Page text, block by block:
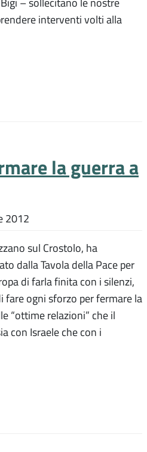
interventi volti alla
la guerra a
2012
sul Crostolo, ha
dalla Tavola della Pace per
di farla finita con i silenzi,
fare ogni sforzo per fermare la
“ottime relazioni” che il
con Israele che con i